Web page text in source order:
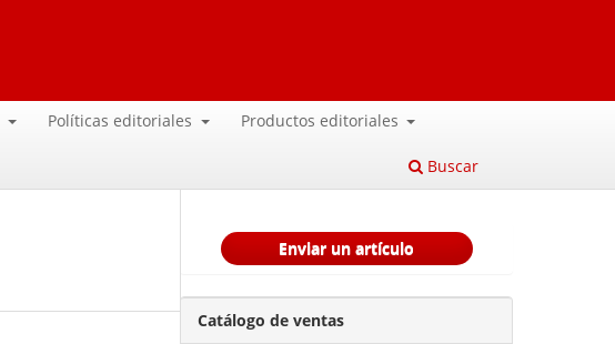
Políticas editoriales Productos editoriales
Buscar
Enviar un artículo
Catálogo de ventas